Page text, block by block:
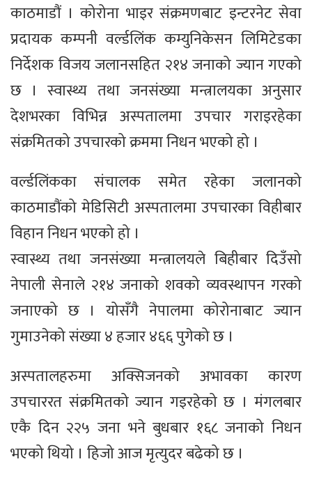
काठमाडौं । कोरोना भाइर संक्रमणबाट इन्टरनेट सेवा
प्रदायक कम्पनी वर्ल्डलिंक कम्युनिकेसन लिमिटेडका
निर्देशक विजय जलानसहित २१४ जनाको ज्यान गएको
छ । स्वास्थ्य तथा जनसंख्या मन्त्रालयका अनुसार
देशभरका विभिन्न अस्पतालमा उपचार गराइरहेका
संक्रमितको उपचारको क्रममा निधन भएको हो ।
वर्ल्डलिंकका संचालक समेत रहेका जलानको
काठमाडौंको मेडिसिटी अस्पतालमा उपचारका विहीबार
विहान निधन भएको हो ।
स्वास्थ्य तथा जनसंख्या मन्त्रालयले बिहीबार दिउँसो
नेपाली सेनाले २१४ जनाको शवको व्यवस्थापन गरको
जनाएको छ । योसँगै नेपालमा कोरोनाबाट ज्यान
गुमाउनेको संख्या ४ हजार ४६६ पुगेको छ ।
अस्पतालहरुमा अक्सिजनको अभावका कारण
उपचाररत संक्रमितको ज्यान गइरहेको छ । मंगलबार
एकै दिन २२५ जना भने बुधबार १६८ जनाको निधन
भएको थियो । हिजो आज मृत्युदर बढेको छ ।